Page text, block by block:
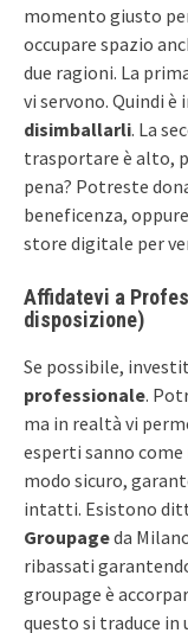
momento giusto
occupare spazio
due ragioni. La
vi servono. Quindi
disimballarli. La
trasportare è alto,
pena? Potreste
beneficenza,
store digitale per
Affidatevi a
disposizione)
Se possibile,
professionale.
ma in realtà vi
esperti sanno
modo sicuro,
intatti. Esistono
Groupageda
ribassati
groupage è
questo si traduce